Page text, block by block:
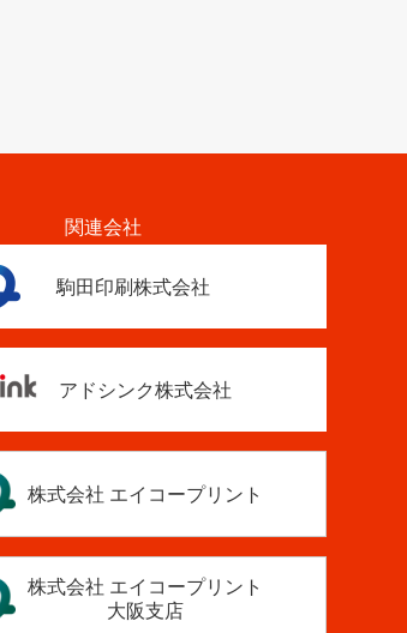
関連会社
駒田印刷株式会社
アドシンク株式会社
株式会社 エイコープリント
株式会社 エイコープリント
大阪支店